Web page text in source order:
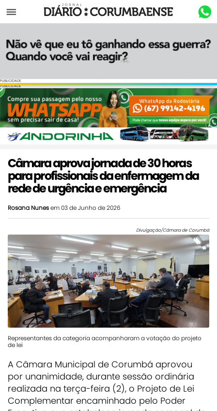
Menu
PUBLICIDADE
PUBLICIDADE
Câmara aprova jornada de 30 horas
para profissionais da enfermagem da
rede de urgência e emergência
Rosana Nunesem 03 de Junho de 2026
Divulgação/Câmara de Corumbá
Representantes da categoria acompanharam a votação do projeto
de lei
A Câmara Municipal de Corumbá aprovou
por unanimidade, durante sessão ordinária
realizada na terça-feira (2), o Projeto de Lei
Complementar encaminhado pelo Poder